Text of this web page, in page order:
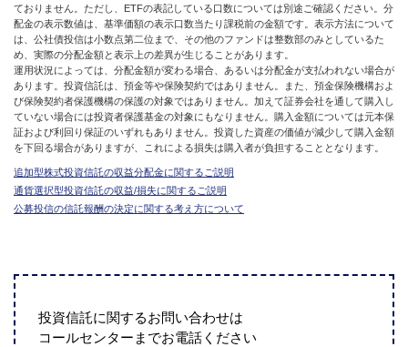
ておりません。ただし、ETFの表記している口数については別途ご確認ください。分
配金の表示数値は、基準価額の表示口数当たり課税前の金額です。表示方法について
は、公社債投信は小数点第二位まで、その他のファンドは整数部のみとしているた
め、実際の分配金額と表示上の差異が生じることがあります。
運用状況によっては、分配金額が変わる場合、あるいは分配金が支払われない場合が
あります。投資信託は、預金等や保険契約ではありません。また、預金保険機構およ
び保険契約者保護機構の保護の対象ではありません。加えて証券会社を通して購入し
ていない場合には投資者保護基金の対象にもなりません。購入金額については元本保
証および利回り保証のいずれもありません。投資した資産の価値が減少して購入金額
を下回る場合がありますが、これによる損失は購入者が負担することとなります。
追加型株式投資信託の収益分配金に関するご説明
通貨選択型投資信託の収益/損失に関するご説明
公募投信の信託報酬の決定に関する考え方について
投資信託に関するお問い合わせは
コールセンターまでお電話ください